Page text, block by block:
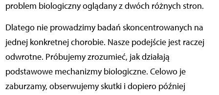
problem biologiczny oglądany z dwóch różnych stron.
Dlatego nie prowadzimy badań skoncentrowanych na
jednej konkretnej chorobie. Nasze podejście jest raczej
odwrotne. Próbujemy zrozumieć, jak działają
podstawowe mechanizmy biologiczne. Celowo je
zaburzamy, obserwujemy skutki i dopiero później